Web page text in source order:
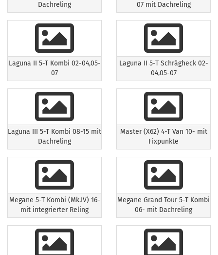
Dachreling
07 mit Dachreling
Laguna II 5-T Kombi 02-04,05-
07
Laguna II 5-T Schrägheck 02-
04,05-07
Laguna III 5-T Kombi 08-15 mit
Dachreling
Master (X62) 4-T Van 10- mit
Fixpunkte
Megane 5-T Kombi (Mk.IV) 16-
mit integrierter Reling
Megane Grand Tour 5-T Kombi
06- mit Dachreling